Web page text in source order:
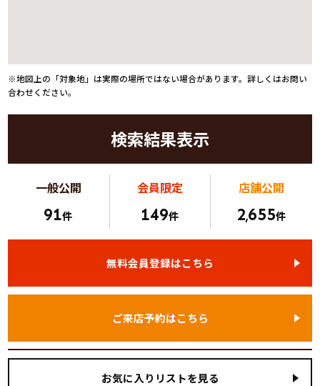
※地図上の「対象地」は実際の場所ではない場合があります。詳しくはお問い
合わせください。
検索結果表示
一般公開
91件
会員限定
149件
店舗公開
2,655件
無料会員登録はこちら
ご来店予約はこちら
お気に入りリストを見る